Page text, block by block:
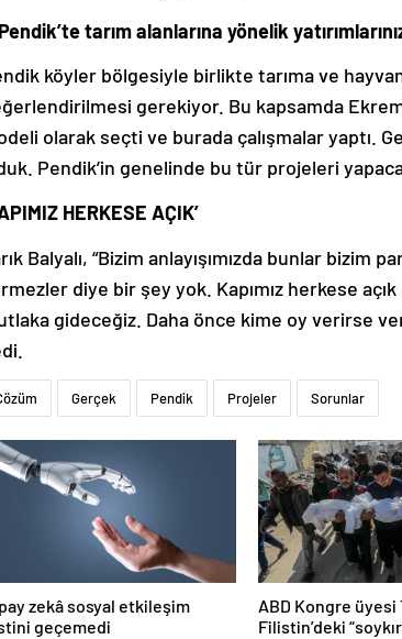
Pendik’te tarım alanlarına yönelik
köyler bölgesiyle birlikte tarıma ve
gerekiyor. Bu kapsamda
olarak seçti ve burada çalışmalar yaptı.
Pendik’in genelinde bu tür projeleri
HERKESE AÇIK’
Balyalı, “Bizim anlayışımızda bunlar
diye bir şey yok. Kapımız herkese
gideceğiz. Daha önce kime oy verirse
Gerçek Pendik Projeler Sorunlar
zekâ sosyal etkileşim
geçemedi
ABD Kongre üyesi
Filistin’deki